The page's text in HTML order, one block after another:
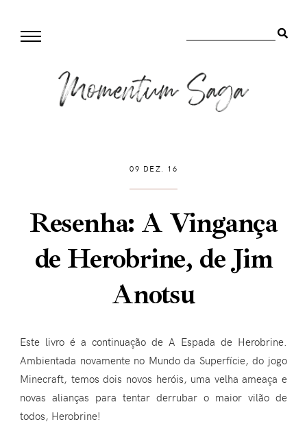
09 DEZ. 16
Resenha: A Vingança
de Herobrine, de Jim
Anotsu
Este livro é a continuação de A Espada de Herobrine.
Ambientada novamente no Mundo da Superfície, do jogo
Minecraft, temos dois novos heróis, uma velha ameaça e
novas alianças para tentar derrubar o maior vilão de
todos, Herobrine!